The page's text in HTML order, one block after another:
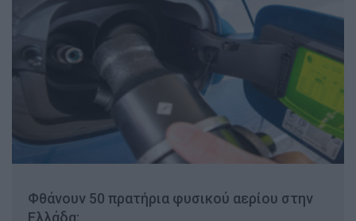
Φθάνουν 50 πρατήρια φυσικού αερίου στην
Ελλάδα;